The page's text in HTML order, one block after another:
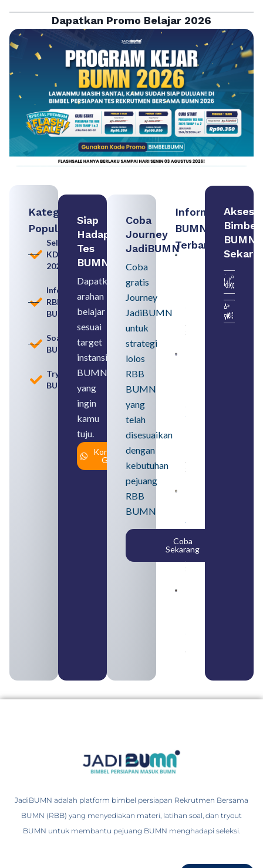
Dapatkan Promo Belajar 2026
Kategori
Populer
Seleksi
KDKMP
2026
Informasi
RBB
BUMN
Soal
BUMN
Tryout
BUMN
Siap
Hadapi
Tes
BUMN
Dapatkan
arahan
belajar
sesuai
target
instansi
BUMN
yang
ingin
kamu
tuju.
Konsultasi
Gratis
Coba
Journey
JadiBUMN
Coba
gratis
Journey
JadiBUMN
untuk
strategi
lolos
RBB
BUMN
yang
telah
disesuaikan
dengan
kebutuhan
pejuang
RBB
BUMN
Coba
Sekarang
Informasi
BUMN
Terbaru:
Pengertian,
Perbedaan,
serta Jenis
August 6,
2026
SMA
Syarat,
August 5,
2026
yang
Tergabung
dalam
Himbara
August 4,
2026
August 3, 2026
Akses
Bimbel
BUMN
JadiBUMN adalah platform bimbel persiapan Rekrutmen Bersama
BUMN (RBB) yang menyediakan materi, latihan soal, dan tryout
BUMN untuk membantu pejuang BUMN menghadapi seleksi.